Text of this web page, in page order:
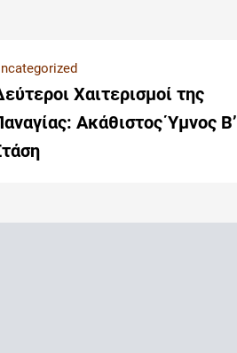
Χαιτερισμοί της
Ακάθιστος Ύμνος Β’